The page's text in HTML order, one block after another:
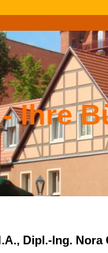
Ihre
Dipl.-Ing.